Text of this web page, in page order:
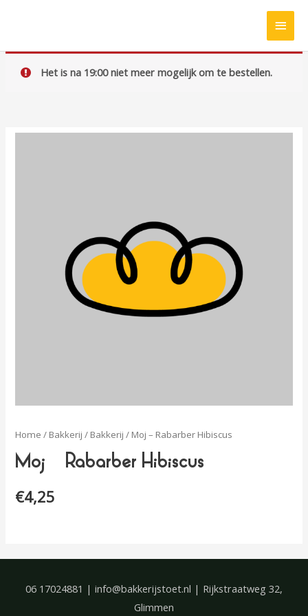
inhoud
Het is na 19:00 niet meer mogelijk om te bestellen.
Home / Bakkerij / Bakkerij / Moj – Rabarber Hibiscus
Moj – Rabarber Hibiscus
€4,25
06 17024881 | info@bakkerijstoet.nl | Rijkstraatweg 32,
Glimmen